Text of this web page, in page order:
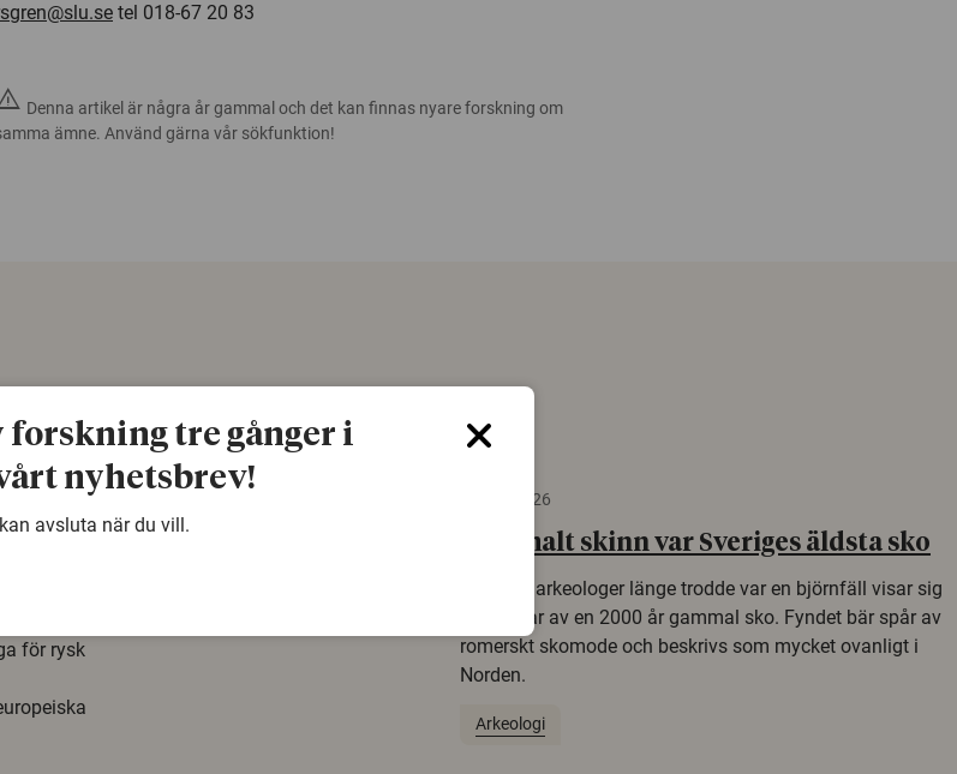
tel 018-67 20 83
Denna artikel är några år gammal och det kan finnas nyare forskning om
ämne. Använd gärna vår sökfunktion!
för rysk
22 juni 2026
Gammalt skinn var Sveriges äldsta sko
Det som arkeologer länge trodde var en björnfäll visar sig
vara delar av en 2000 år gammal sko. Fyndet bär spår av
romerskt skomode och beskrivs som mycket ovanligt i
Norden.
Arkeologi
forskning tre gånger i
nyhetsbrev!
avsluta när du vill.